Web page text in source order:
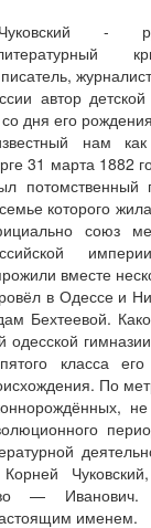
-
автор
дня его
нам
31 марта 1882
потомственный
которого
союз
вместе
в Одессе и
Бехтеевой.
одесской
класса
По
—
именем.